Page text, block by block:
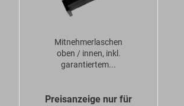
Mitnehmerlaschen
oben / innen, inkl.
garantiertem...
Preisanzeige nur für